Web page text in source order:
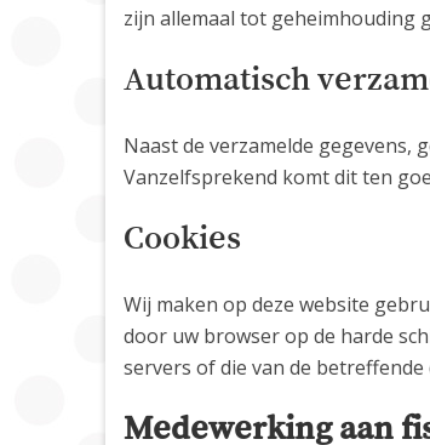
zijn allemaal tot geheimhouding
Automatisch
Naast de verzamelde gegevens,
Vanzelfsprekend komt dit ten
Cookies
Wij maken op deze website
door uw browser op de harde
servers of die van de
Medewerking aan